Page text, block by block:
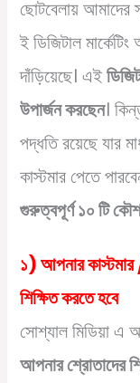
ছোটবেলায় আমাদের
ই ডিজিটাল
দাঁড়িয়েছে। এই
উপার্জন করছেন।
পদ্ধতি রয়েছে যার
কাস্টমার পেতে
গুরুত্বপূর্ণ ১০ টি
১) আপনার কাস্টমার /
শিক্ষিত করতে হবে
সোশ্যাল মিডিয়া এ
আপনার শ্রোতাদের